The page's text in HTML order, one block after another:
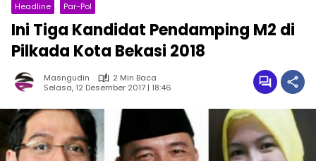
Headline Par-Pol
Ini Tiga Kandidat Pendamping M2 di
Pilkada Kota Bekasi 2018
Masngudin
2 Min Baca
Selasa, 12 Desember 2017 | 18:46